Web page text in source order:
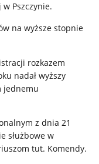
Pszczynie.
na wyższe stopnie
rozkazem
nadał wyższy
jednemu
z dnia 21
służbowe w
tut. Komendy.